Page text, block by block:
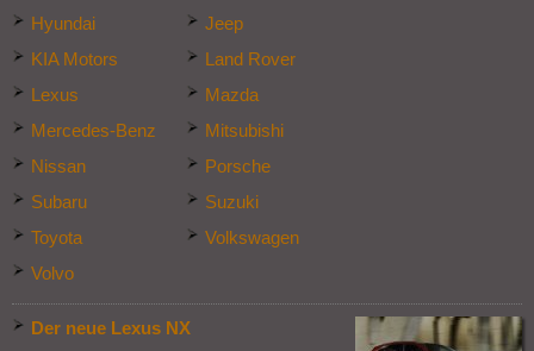
Hyundai
Jeep
KIA Motors
Land Rover
Lexus
Mazda
Mercedes-Benz
Mitsubishi
Nissan
Porsche
Subaru
Suzuki
Toyota
Volkswagen
Volvo
Der neue Lexus NX